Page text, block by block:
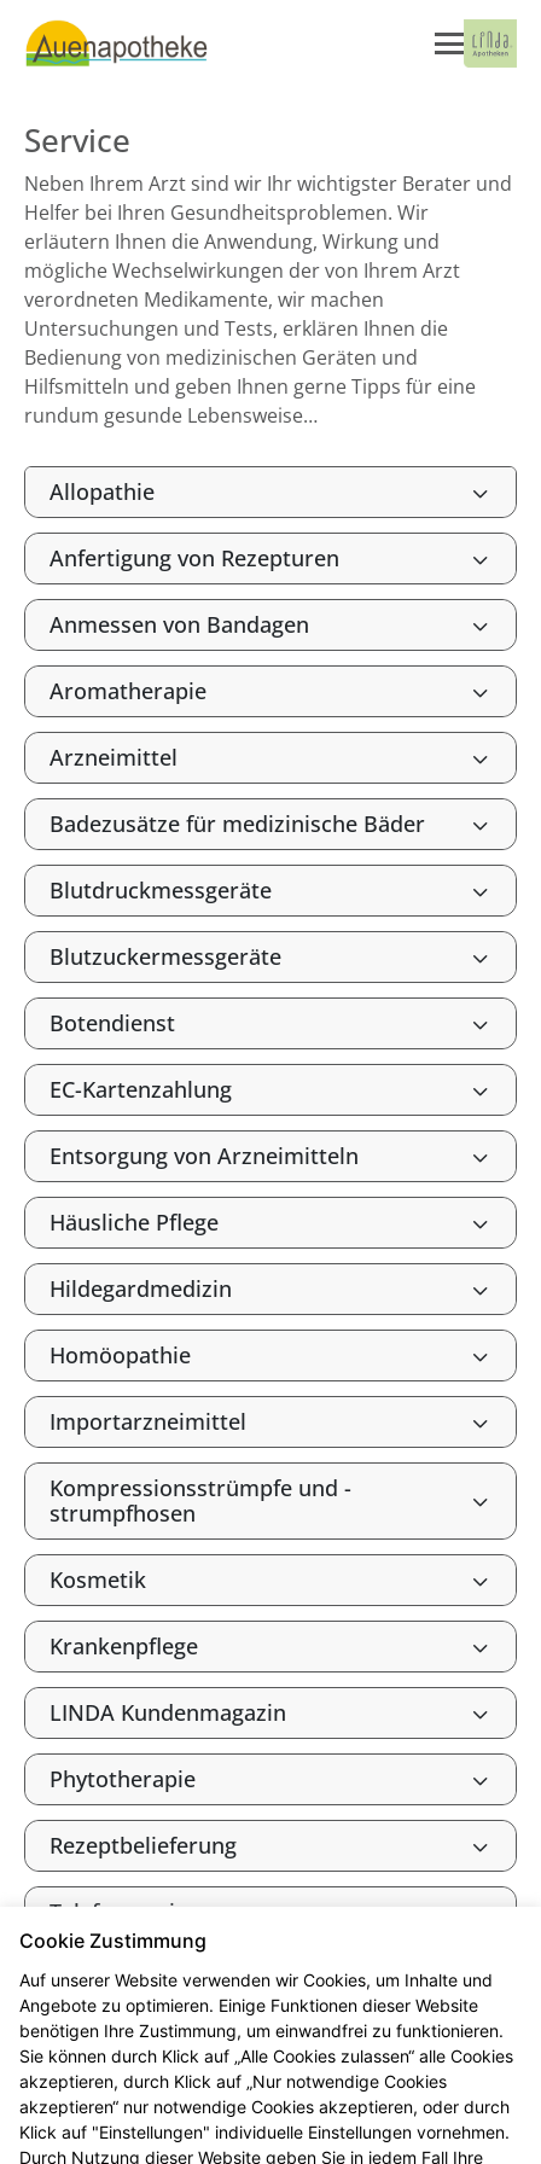
Service
Neben Ihrem Arzt sind wir Ihr wichtigster Berater und
Helfer bei Ihren Gesundheitsproblemen. Wir
erläutern Ihnen die Anwendung, Wirkung und
mögliche Wechselwirkungen der von Ihrem Arzt
verordneten Medikamente, wir machen
Untersuchungen und Tests, erklären Ihnen die
Bedienung von medizinischen Geräten und
Hilfsmitteln und geben Ihnen gerne Tipps für eine
rundum gesunde Lebensweise…
Allopathie
Anfertigung von Rezepturen
Anmessen von Bandagen
Aromatherapie
Arzneimittel
Badezusätze für medizinische Bäder
Blutdruckmessgeräte
Blutzuckermessgeräte
Botendienst
EC-Kartenzahlung
Entsorgung von Arzneimitteln
Häusliche Pflege
Hildegardmedizin
Homöopathie
Importarzneimittel
Kompressionsstrümpfe und -
strumpfhosen
Kosmetik
Krankenpflege
LINDA Kundenmagazin
Phytotherapie
Rezeptbelieferung
Telefonservice
Tierarzneimittel
Verbandkasten, Haus- und
Reiseapotheke
Warenlager
Cookie Zustimmung
Auf unserer Website verwenden wir Cookies, um Inhalte und
Angebote zu optimieren. Einige Funktionen dieser Website
benötigen Ihre Zustimmung, um einwandfrei zu funktionieren.
Sie können durch Klick auf „Alle Cookies zulassen“ alle Cookies
akzeptieren, durch Klick auf „Nur notwendige Cookies
akzeptieren“ nur notwendige Cookies akzeptieren, oder durch
Klick auf "Einstellungen" individuelle Einstellungen vornehmen.
Durch Nutzung dieser Website geben Sie in jedem Fall Ihre